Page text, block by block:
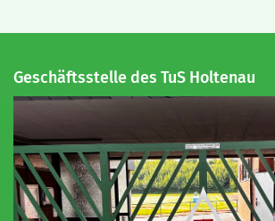
Geschäftsstelle des TuS Holtenau